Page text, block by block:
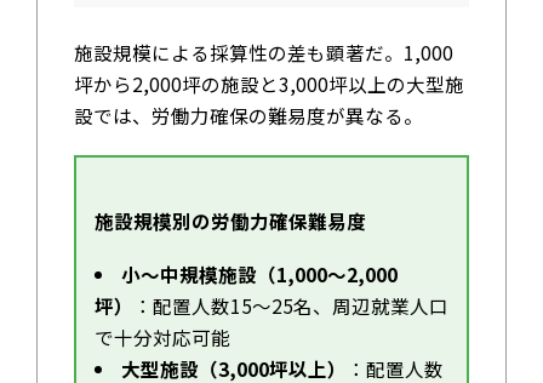
施設規模による採算性の差も顕著だ。1,000
坪から2,000坪の施設と3,000坪以上の大型施
設では、労働力確保の難易度が異なる。
施設規模別の労働力確保難易度
小～中規模施設（1,000～2,000
坪）
：配置人数15～25名、周辺就業人口
で十分対応可能
大型施設（3,000坪以上）
：配置人数